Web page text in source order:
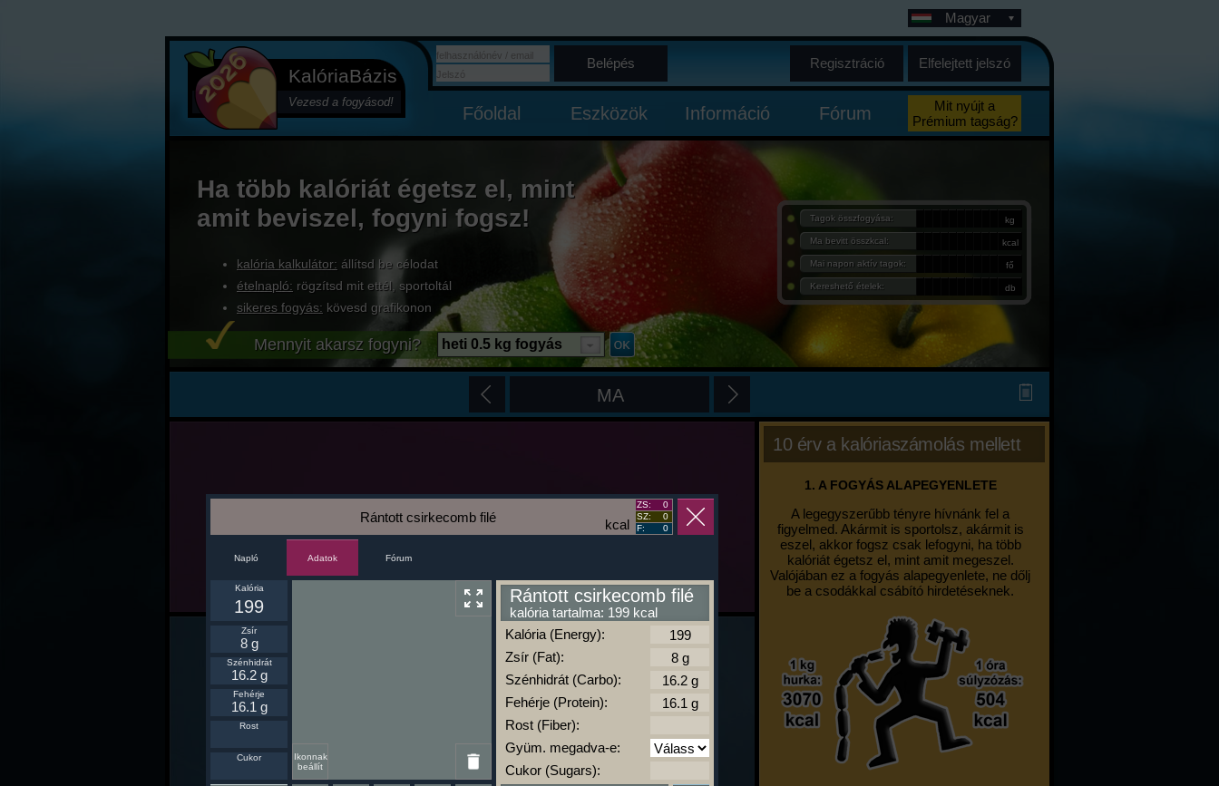
KalóriaBázis
Vezesd a fogyásod!
Magyar
Belépés Regisztráció Elfelejtett jelszó
Főoldal Eszközök Információ Fórum
Mit nyújt a
Prémium tagság?
Ha több kalóriát égetsz el, mint
amit beviszel, fogyni fogsz!
kalória kalkulátor: állítsd be célodat
ételnapló: rögzítsd mit ettél, sportoltál
sikeres fogyás: kövesd grafikonon
Tagok összfogyása: kg
Ma bevitt összkcal: kcal
Mai napon aktív tagok: fő
Kereshető ételek: db
Mennyit akarsz fogyni? heti 0.5 kg fogyás
MA
10 érv a kalóriaszámolás mellett
1. A FOGYÁS ALAPEGYENLETE
A legegyszerűbb tényre hívnánk fel a
figyelmed. Akármit is sportolsz, akármit is
eszel, akkor fogsz csak lefogyni, ha több
kalóriát égetsz el, mint amit megeszel.
Valójában ez a fogyás alapegyenlete, ne dőlj
be a csodákkal csábító hirdetéseknek.
kcal
Rántott csirkecomb filé
ZS:
0
SZ:
0
F:
0
Napló Adatok Fórum
Ikonnak
beállít
Kalória
199
Zsír
8 g
Szénhidrát
16.2 g
Fehérje
16.1 g
Rost
Cukor
Rántott csirkecomb filé
kalória tartalma: 199 kcal
Kalória (Energy):
Zsír (Fat):
Szénhidrát (Carbo):
Fehérje (Protein):
Rost (Fiber):
Gyüm. megadva-e:
Cukor (Sugars):